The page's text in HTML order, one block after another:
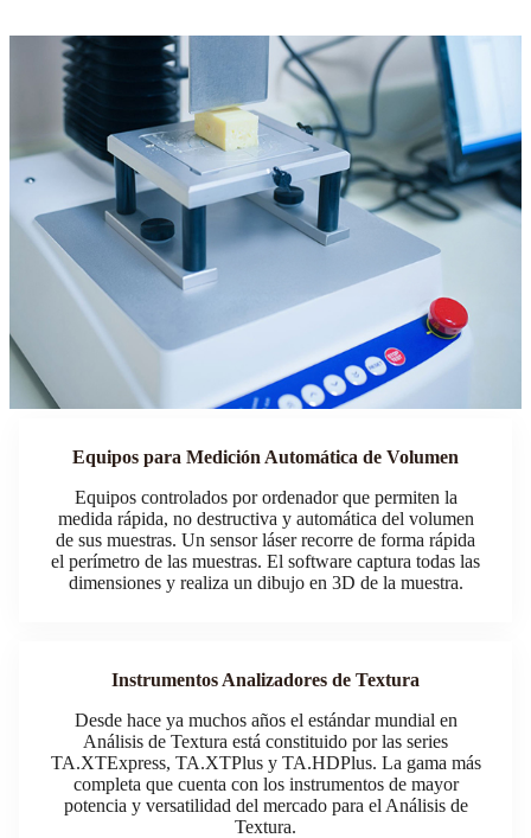
Equipos para Medición Automática de Volumen
Equipos controlados por ordenador que permiten la
medida rápida, no destructiva y automática del volumen
de sus muestras. Un sensor láser recorre de forma rápida
el perímetro de las muestras. El software captura todas las
dimensiones y realiza un dibujo en 3D de la muestra.
Instrumentos Analizadores de Textura
Desde hace ya muchos años el estándar mundial en
Análisis de Textura está constituido por las series
TA.XTExpress, TA.XTPlus y TA.HDPlus. La gama más
completa que cuenta con los instrumentos de mayor
potencia y versatilidad del mercado para el Análisis de
Textura.